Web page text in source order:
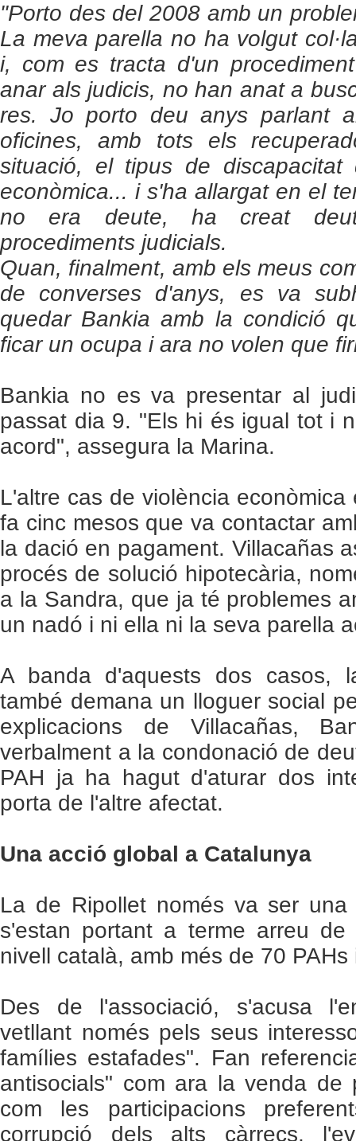
"Porto des del 2008 amb un
La meva parella no ha volgut
i, com es tracta d'un
anar als judicis, no han anat a
res. Jo porto deu anys parlant
oficines, amb tots els
situació, el tipus de
econòmica... i s'ha allargat en el
no era deute, ha creat
procediments judicials.
Quan, finalment, amb els meus
de converses d'anys, es va
quedar Bankia amb la condició
ficar un ocupa i ara no volen que
Bankia no es va presentar al
passat dia 9. "Els hi és igual tot i
acord", assegura la Marina.
L'altre cas de violència
fa cinc mesos que va contactar
la dació en pagament. Villacañas
procés de solució hipotecària,
a la Sandra, que ja té problemes
un nadó i ni ella ni la seva parella
A banda d'aquests dos casos,
també demana un lloguer social
explicacions de Villacañas,
verbalment a la condonació de
PAH ja ha hagut d'aturar dos
porta de l'altre afectat.
Una acció global a Catalunya
La de Ripollet només va ser
s'estan portant a terme arreu
nivell català, amb més de 70 PAHs
Des de l'associació, s'acusa
vetllant només pels seus
famílies estafades". Fan
antisocials" com ara la venda de
com les participacions
corrupció dels alts càrrecs,